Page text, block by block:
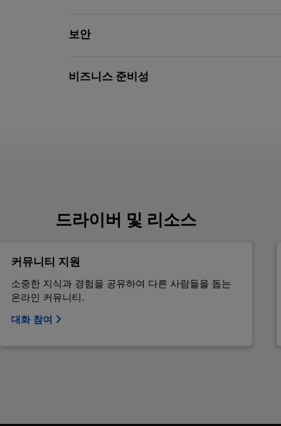
보안
비즈니스 준비성
드라이버 및 리소스
커뮤니티 지원
소중한 지식과 경험을 공유하여 다른 사람들을 돕는
온라인 커뮤니티.
대화 참여